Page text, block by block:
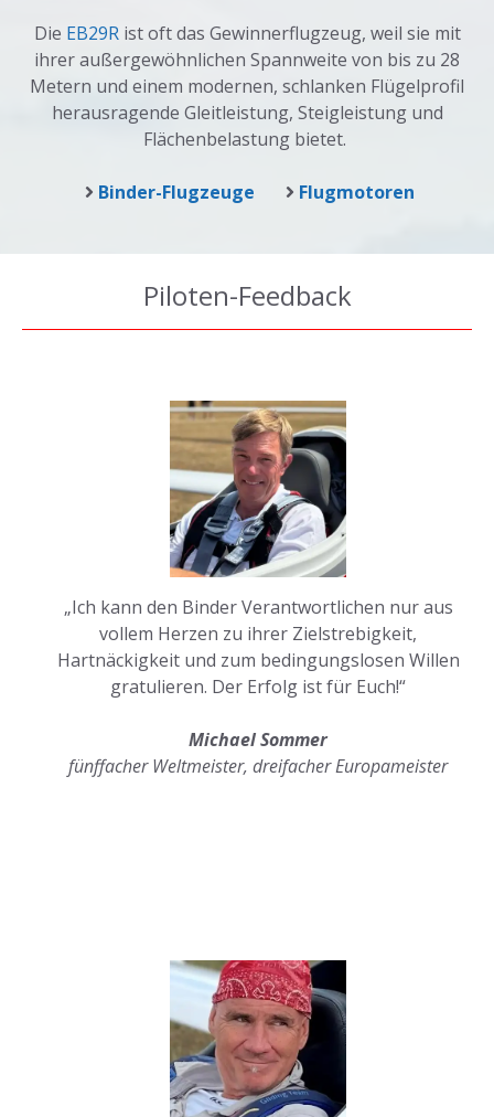
Die EB29Rist oft das Gewinnerflugzeug, weil sie mit
ihrer außergewöhnlichen Spannweite von bis zu 28
Metern und einem modernen, schlanken Flügelprofil
herausragende Gleitleistung, Steigleistung und
Flächenbelastung bietet.
Binder-Flugzeuge Flugmotoren
Piloten-Feedback
„Ich kann den Binder Verantwortlichen nur aus
vollem Herzen zu ihrer Zielstrebigkeit,
Hartnäckigkeit und zum bedingungslosen Willen
gratulieren. Der Erfolg ist für Euch!“
Michael Sommer
fünffacher Weltmeister, dreifacher Europameister